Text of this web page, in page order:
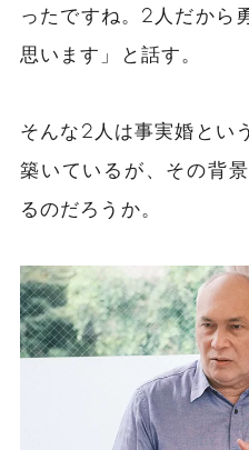
ったですね。2人だから
思います」と話す。
そんな2人は事実婚とい
築いているが、その背
るのだろうか。